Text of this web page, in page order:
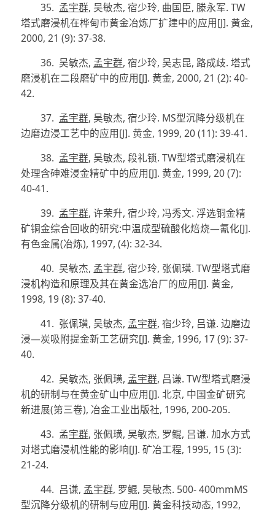
35. 孟宇群, 吴敏杰, 宿少玲, 曲国臣, 滕永军. TW
塔式磨浸机在桦甸市黄金冶炼厂扩建中的应用[J]. 黄金,
2000, 21 (9): 37-38.
36. 吴敏杰, 孟宇群, 宿少玲, 吴志昆, 路成歧. 塔式
磨浸机在二段磨矿中的应用[J]. 黄金, 2000, 21 (2): 40-
42.
37. 孟宇群, 吴敏杰, 宿少玲. MS型沉降分级机在
边磨边浸工艺中的应用[J]. 黄金, 1999, 20 (11): 39-41.
38. 孟宇群, 吴敏杰, 段礼锁. TW型塔式磨浸机在
处理含砷难浸金精矿中的应用[J]. 黄金, 1999, 20 (7):
40-41.
39. 孟宇群, 许荣升, 宿少玲, 冯秀文. 浮选铜金精
矿铜金综合回收的研究:中温成型硫酸化焙烧—氰化[J].
有色金属(冶炼), 1997, (4): 32-34.
40. 吴敏杰, 孟宇群, 宿少玲, 张佩璜. TW型塔式磨
浸机构造和原理及其在黄金选冶厂的应用[J]. 黄金,
1998, 19 (8): 37-40.
41. 张佩璜, 吴敏杰, 孟宇群, 宿少玲, 吕谦. 边磨边
浸—炭吸附提金新工艺研究[J]. 黄金, 1996, 17 (9): 37-
40.
42. 吴敏杰, 张佩璜, 孟宇群, 吕谦. TW型塔式磨浸
机的研制与在黄金矿山中应用[J]. 北京, 中国金矿研究
新进展(第三卷), 冶金工业出版社, 1996, 200-205.
43. 孟宇群, 张佩璜, 吴敏杰, 罗鲲, 吕谦. 加水方式
对塔式磨浸机性能的影响[J]. 矿冶工程, 1995, 15 (3):
21-24.
44. 吕谦, 孟宇群, 罗鲲, 吴敏杰. 500-400mmMS
型沉降分级机的研制与应用[J]. 黄金科技动态, 1992,